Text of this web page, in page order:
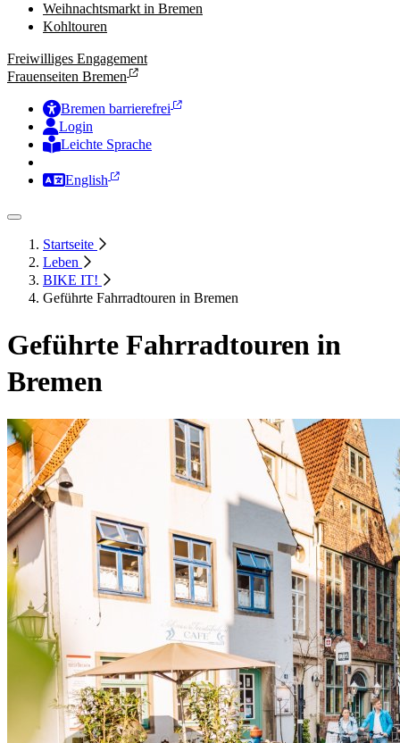
Weihnachtsmarkt in Bremen
Kohltouren
Freiwilliges Engagement
Frauenseiten Bremen
Bremen barrierefrei
Login
Leichte Sprache
English
Startseite
Leben
BIKE IT!
Geführte Fahrradtouren in Bremen
Geführte Fahrradtouren in
Bremen